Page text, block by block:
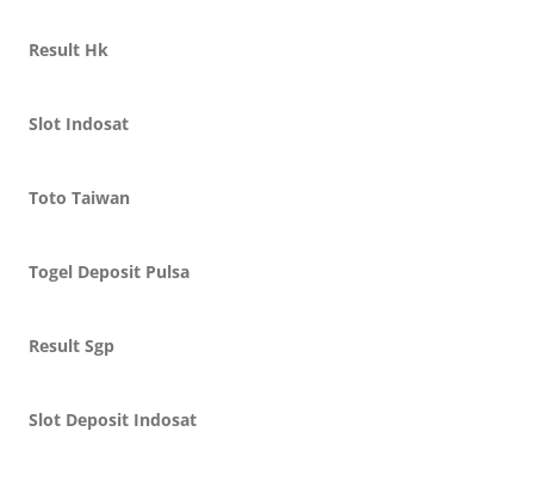
Result Hk
Slot Indosat
Toto Taiwan
Togel Deposit Pulsa
Result Sgp
Slot Deposit Indosat